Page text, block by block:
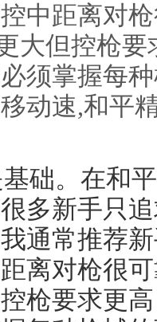
中距离对
大但控枪
须掌握每
动速,和平
础。在和
多新手只
通常推荐
离对枪很
枪要求更